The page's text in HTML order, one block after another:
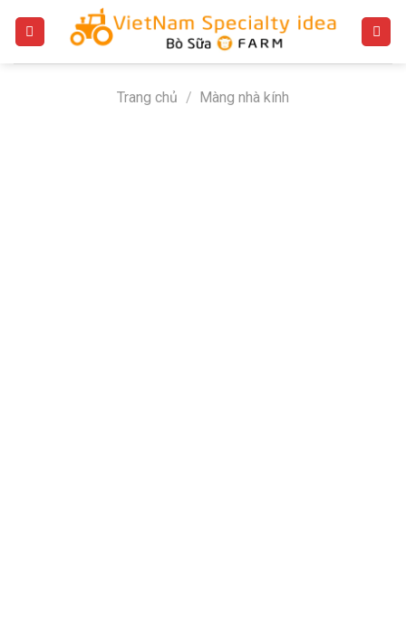
Trang chủ / Màng nhà kính